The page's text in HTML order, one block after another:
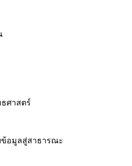
ศาสตร์
ข้อมูลสู่สาธารณะ